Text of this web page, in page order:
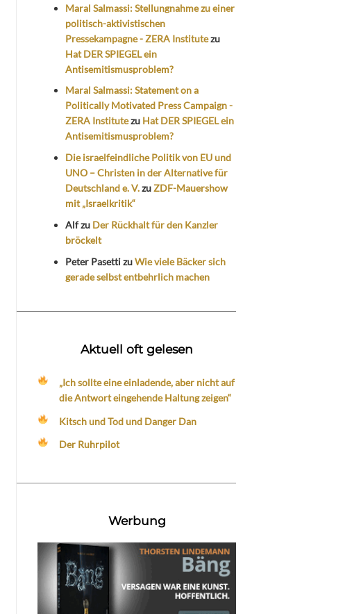
Maral Salmassi: Stellungnahme zu einer
politisch-aktivistischen
Pressekampagne - ZERA Institutezu
Hat DER SPIEGEL ein
Antisemitismusproblem?
Maral Salmassi: Statement on a
Politically Motivated Press Campaign -
ZERA Institutezu Hat DER SPIEGEL ein
Antisemitismusproblem?
Die israelfeindliche Politik von EU und
UNO – Christen in der Alternative für
Deutschland e. V.zuZDF-Mauershow
mit „Israelkritik“
Alfzu Der Rückhalt für den Kanzler
bröckelt
Peter PasettizuWie viele Bäcker sich
gerade selbst entbehrlich machen
Aktuell oft gelesen
„Ich sollte eine einladende, aber nicht auf
die Antwort eingehende Haltung zeigen“
Kitsch und Tod und Danger Dan
Der Ruhrpilot
Werbung